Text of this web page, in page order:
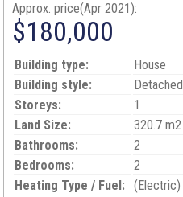
Approx. price(Apr 2021):
$180,000
Building type:
House
Building style:
Detached
Storeys:
1
Land Size:
320.7 m2
Bathrooms:
2
Bedrooms:
2
Heating Type / Fuel:
(Electric)